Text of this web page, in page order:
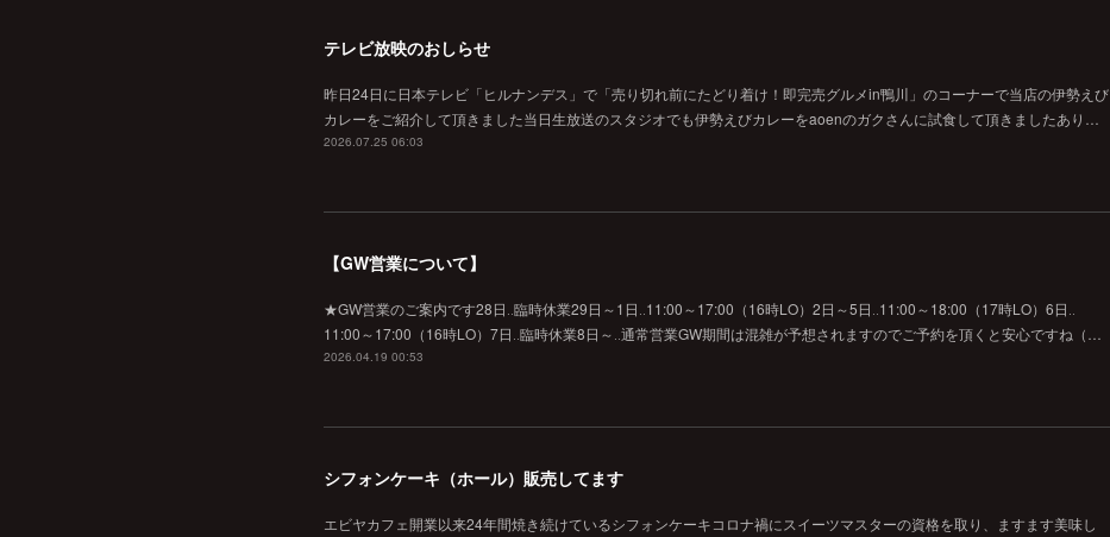
テレビ放映のおしらせ
昨日24日に日本テレビ「ヒルナンデス」で「売り切れ前にたどり着け！即完売グルメin鴨川」のコーナーで当店の伊勢えび
カレーをご紹介して頂きました当日生放送のスタジオでも伊勢えびカレーをaoenのガクさんに試食して頂きましたあり…
2026.07.25 06:03
【GW営業について】
★GW営業のご案内です28日‥臨時休業29日～1日‥11:00～17:00（16時LO）2日～5日‥11:00～18:00（17時LO）6日‥
11:00～17:00（16時LO）7日‥臨時休業8日～‥通常営業GW期間は混雑が予想されますのでご予約を頂くと安心ですね（…
2026.04.19 00:53
シフォンケーキ（ホール）販売してます
エビヤカフェ開業以来24年間焼き続けているシフォンケーキコロナ禍にスイーツマスターの資格を取り、ますます美味し